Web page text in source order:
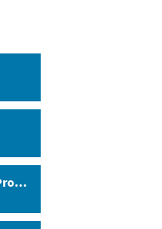
Obligatorisches Programm